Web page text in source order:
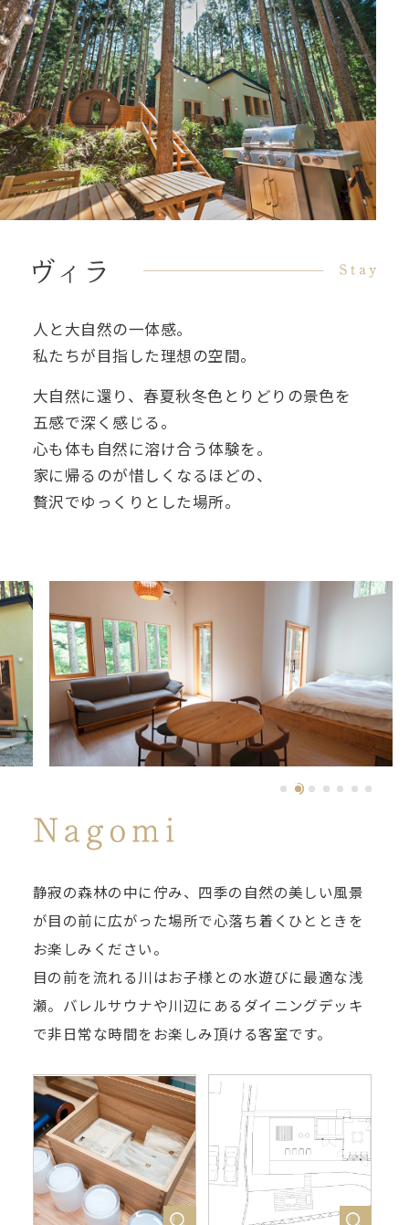
人と大自然の一体感。
私たちが目指した理想の空間。
大自然に還り、春夏秋冬色とりどりの景色を
五感で深く感じる。
心も体も自然に溶け合う体験を。
家に帰るのが惜しくなるほどの、
贅沢でゆっくりとした場所。
静寂の森林の中に佇み、四季の自然の美しい風景
が目の前に広がった場所で心落ち着くひとときを
お楽しみください。
目の前を流れる川はお子様との水遊びに最適な浅
瀬。バレルサウナや川辺にあるダイニングデッキ
で非日常な時間をお楽しみ頂ける客室です。